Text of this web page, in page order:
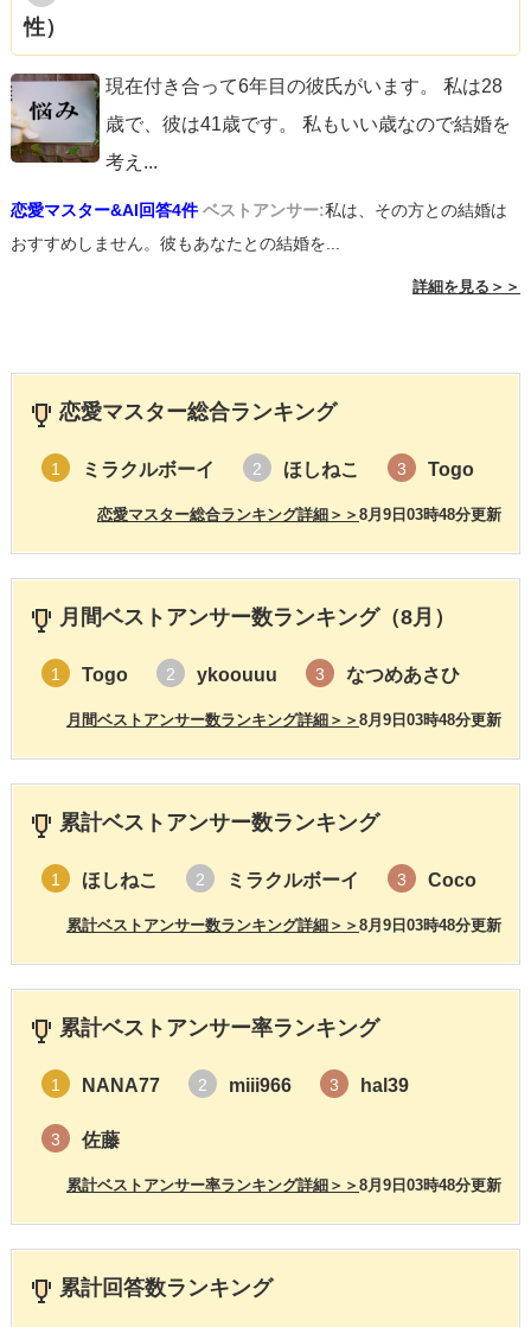
性）
現在付き合って6年目の彼氏がいます。 私は28
歳で、彼は41歳です。 私もいい歳なので結婚を
考え ...
恋愛マスター&AI回答4件 ベストアンサー:私は、その方との結婚は
おすすめしません。彼もあなたとの結婚を...
詳細を見る＞＞
恋愛マスター総合ランキング
1 ミラクルボーイ 2 ほしねこ 3 Togo
8月9日03時48分更新
恋愛マスター総合ランキング詳細＞＞
月間ベストアンサー数ランキング（8月）
1 Togo 2 ykoouuu 3 なつめあさひ
8月9日03時48分更新
月間ベストアンサー数ランキング詳細＞＞
累計ベストアンサー数ランキング
1 ほしねこ 2 ミラクルボーイ 3 Coco
8月9日03時48分更新
累計ベストアンサー数ランキング詳細＞＞
累計ベストアンサー率ランキング
1 NANA77 2 miii966 3 hal39
3 佐藤
8月9日03時48分更新
累計ベストアンサー率ランキング詳細＞＞
累計回答数ランキング